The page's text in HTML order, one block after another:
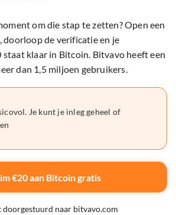
om die stap te zetten? Open een
doorloop de verificatie en je
klaar in Bitcoin. Bitvavo heeft een
dan 1,5 miljoen gebruikers.
Je kunt je inleg geheel of
€20 aan Bitcoin gratis
doorgestuurd naar bitvavo.com